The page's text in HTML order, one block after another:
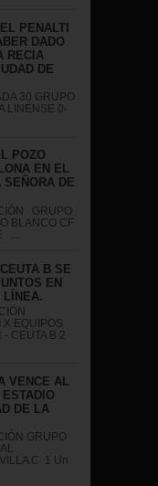
PENALTI
DADO
RECIA
DE
30 GRUPO
LINENSE 0-
POZO
EN EL
SEÑORA DE
GRUPO
BLANCO CF
...
B SE
EN
LÍNEA.
X EQUIPOS
- CEUTA B 2
VENCE AL
DE LA
GRUPO
C 1 Un